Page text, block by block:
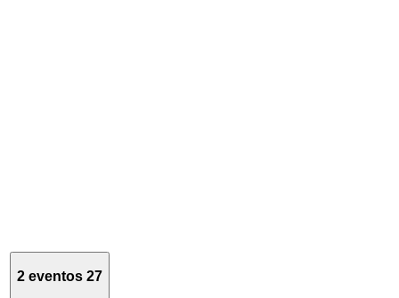
2 eventos 27